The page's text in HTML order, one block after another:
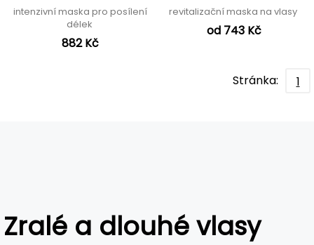
intenzivní maska pro posílení
délek
882 Kč
revitalizační maska na vlasy
od 743 Kč
Stránka: 1
Zralé a dlouhé vlasy